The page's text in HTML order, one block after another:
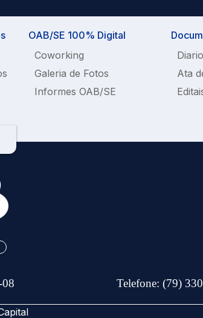
OAB/SE 100% Digital
Coworking
Galeria de Fotos
Informes OAB/SE
Ata
Telefone: (79)